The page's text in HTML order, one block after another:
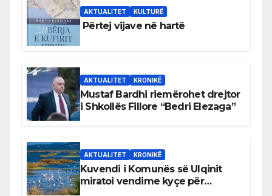
AKTUALITET KULTURË
Përtej vijave në hartë
AKTUALITET KRONIKË
Mustaf Bardhi riemërohet drejtor
i Shkollës Fillore “Bedri Elezaga”
AKTUALITET KRONIKË
Kuvendi i Komunës së Ulqinit
miratoi vendime kyçe për